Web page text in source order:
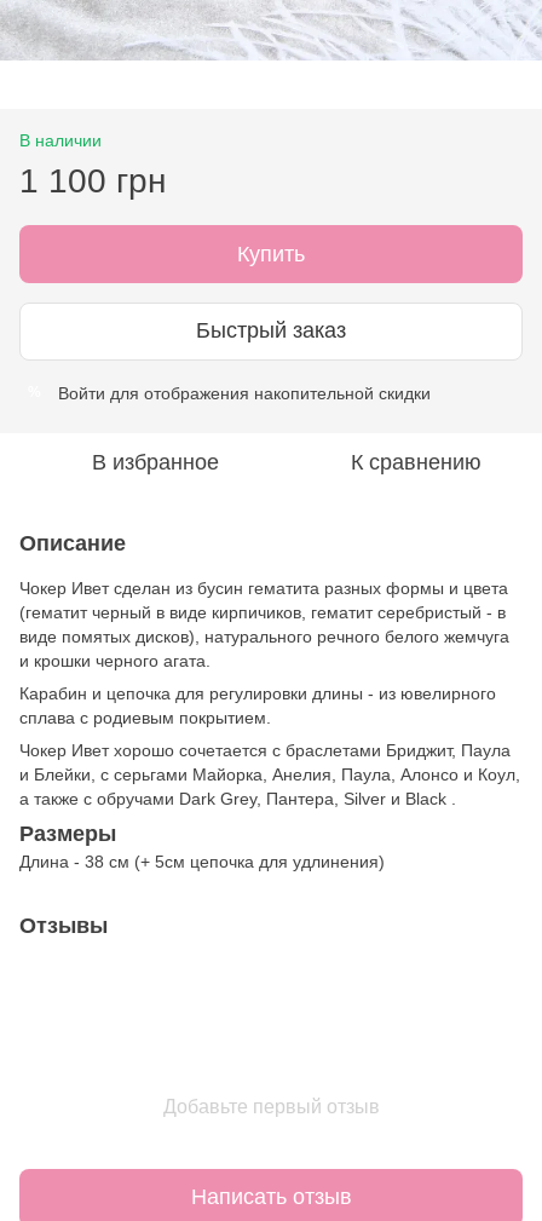
В наличии
1 100 грн
Купить
Быстрый заказ
Войти для отображения накопительной скидки
В избранное К сравнению
Описание
Чокер Ивет сделан из бусин гематита разных формы и цвета
(гематит черный в виде кирпичиков, гематит серебристый - в
виде помятых дисков), натурального речного белого жемчуга
и крошки черного агата.
Карабин и цепочка для регулировки длины - из ювелирного
сплава с родиевым покрытием.
Чокер Ивет хорошо сочетается с браслетами Бриджит, Паула
и Блейки, с серьгами Майорка, Анелия, Паула, Алонсо и Коул,
а также с обручами Dark Grey, Пантера, Silver и Black .
Размеры
Длина - 38 см (+ 5см цепочка для удлинения)
Отзывы
Добавьте первый отзыв
Написать отзыв